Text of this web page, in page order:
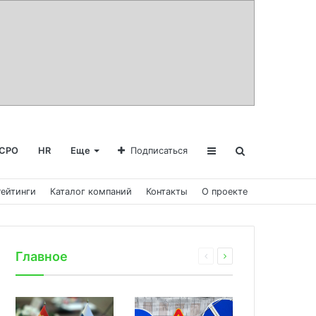
HR Еще Подписаться
Каталог компаний Контакты О проекте
Главное